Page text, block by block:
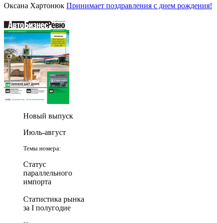
Оксана Хартонюк Принимает поздравления с днем рождения!
Новый выпуск
Июль-август
Темы номера:
Статус
параллельного
импорта
Статистика рынка
за I полугодие